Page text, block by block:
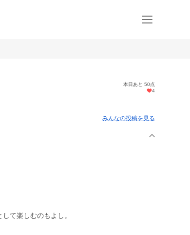
本日あと 50点
4
みんなの投稿を見る
て楽しむのもよし。